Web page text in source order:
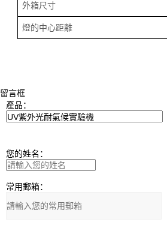
外箱尺寸
燈的中心距離
留言框
產品：
您的姓名：
常用郵箱：